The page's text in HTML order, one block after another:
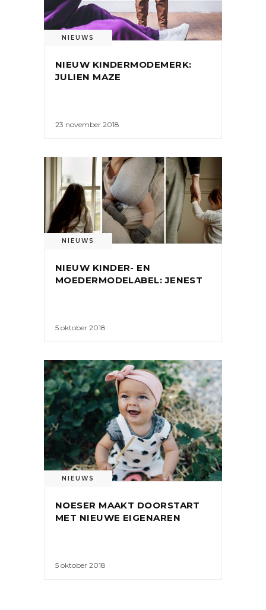
NIEUWS
NIEUW KINDERMODEMERK:
JULIEN MAZE
23 november 2018
NIEUWS
NIEUW KINDER- EN
MOEDERMODELABEL: JENEST
5 oktober 2018
NIEUWS
NOESER MAAKT DOORSTART
MET NIEUWE EIGENAREN
5 oktober 2018